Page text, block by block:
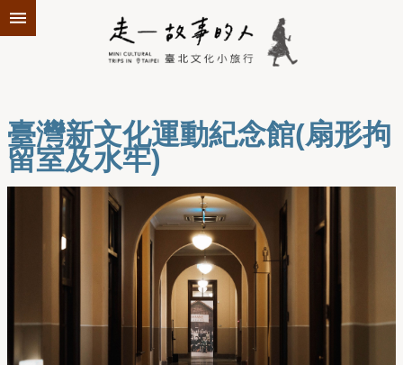
跳到主要內容區塊
臺灣新文化運動紀念館(扇形拘
留室及水牢)